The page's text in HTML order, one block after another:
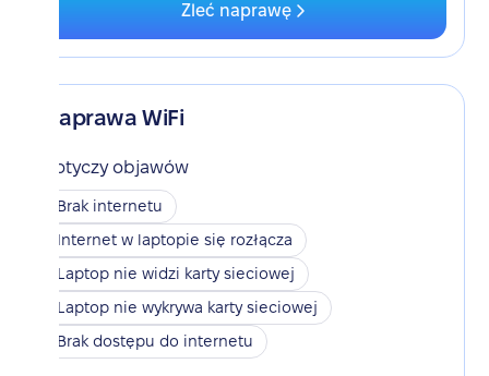
Zleć naprawę
Naprawa WiFi
Dotyczy objawów
Brak internetu
Internet w laptopie się rozłącza
Laptop nie widzi karty sieciowej
Laptop nie wykrywa karty sieciowej
Brak dostępu do internetu